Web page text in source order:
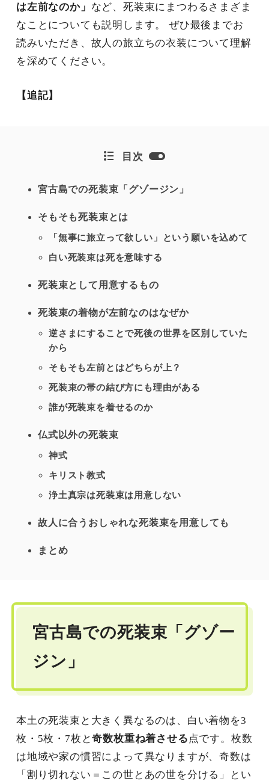
は左前なのか」 など、死装束にまつわるさまざま
なことについても説明します。 ぜひ最後までお
読みいただき、故人の旅立ちの衣装について理解
を深めてください。
【追記】
目次
宮古島での死装束「グゾージン」
そもそも死装束とは
「無事に旅立って欲しい」という願いを込めて
白い死装束は死を意味する
死装束として用意するもの
死装束の着物が左前なのはなぜか
逆さまにすることで死後の世界を区別していた
から
そもそも左前とはどちらが上？
死装束の帯の結び方にも理由がある
誰が死装束を着せるのか
仏式以外の死装束
神式
キリスト教式
浄土真宗は死装束は用意しない
故人に合うおしゃれな死装束を用意しても
まとめ
宮古島での死装束「グゾー
ジン」
本土の死装束と大きく異なるのは、白い着物を3
枚・5枚・7枚と奇数枚重ね着させる 点です。枚数
は地域や家の慣習によって異なりますが、奇数は
「割り切れない＝この世とあの世を分ける」とい